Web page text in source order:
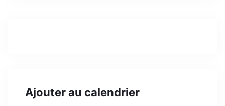
Ajouter au calendrier